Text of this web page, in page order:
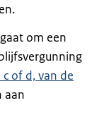
om een
of d, van de
aan